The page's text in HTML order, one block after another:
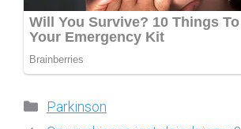
Kategorie
Parkinson